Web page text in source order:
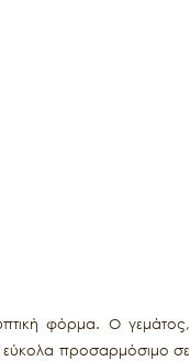
φόρμα. Ο γεμάτος,
εύκολα προσαρμόσιμο σε